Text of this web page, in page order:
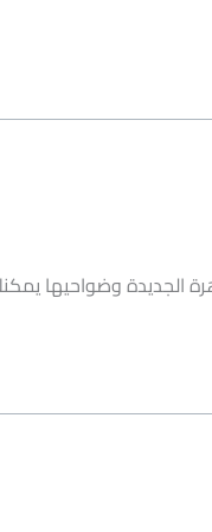
وضواحيها يمكنك